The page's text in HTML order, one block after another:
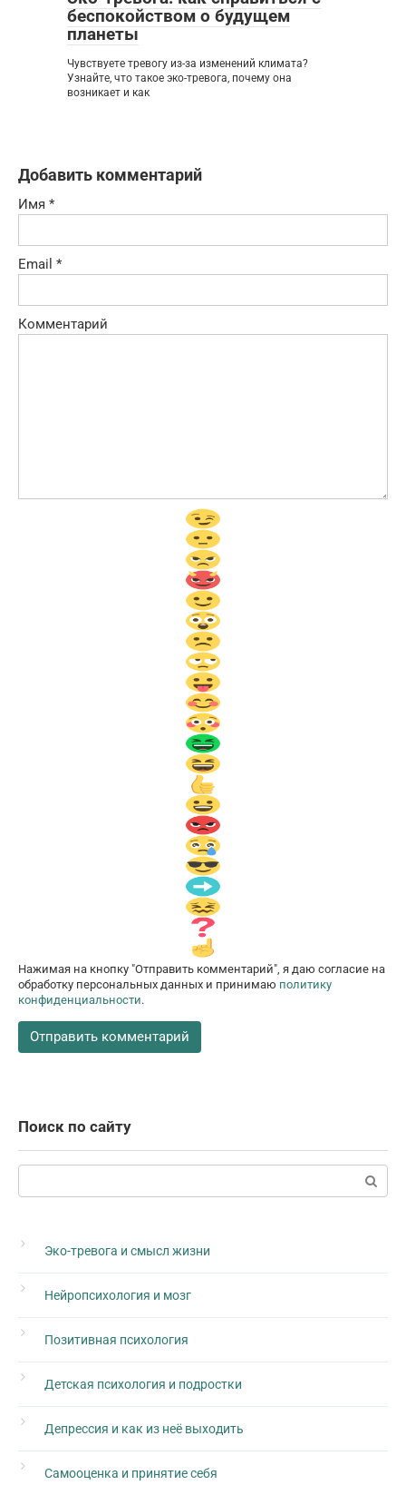
беспокойством о будущем
планеты
Чувствуете тревогу из-за изменений климата?
Узнайте, что такое эко-тревога, почему она
возникает и как
Добавить комментарий
Имя *
Email *
Комментарий
Нажимая на кнопку "Отправить комментарий", я даю согласие на
обработку персональных данных и принимаю политику
конфиденциальности.
Поиск по сайту
Эко-тревога и смысл жизни
Нейропсихология и мозг
Позитивная психология
Детская психология и подростки
Депрессия и как из неё выходить
Самооценка и принятие себя